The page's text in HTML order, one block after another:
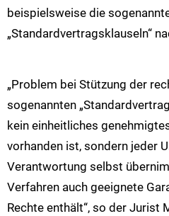
beispielsweise die
„Standardvertragsklauseln“
„Problem bei Stützung der
sogenannten
kein einheitliches
vorhanden ist, sondern jeder
Verantwortung selbst
Verfahren auch geeignete
Rechte enthält“, so der Jurist